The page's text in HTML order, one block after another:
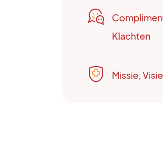
Klachten
Missie,